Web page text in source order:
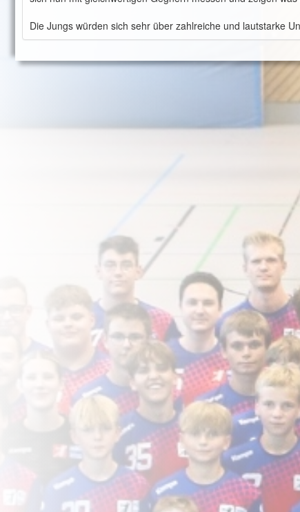
Die Jungs würden sich sehr über zahlreiche und lautstarke